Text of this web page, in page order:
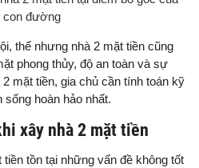
con đường
thế nhưng nhà 2 mặt tiền cũng
phong thủy, độ an toàn và sự
mặt tiền, gia chủ cần tính toán kỹ
hoàn hảo nhất.
xây nhà 2 mặt tiền
tồn tại những vấn đề không tốt